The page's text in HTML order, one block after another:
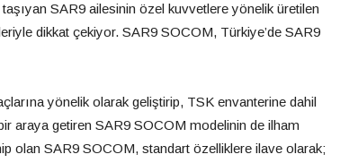
SAR9 ailesinin özel kuvvetlere yönelik üretilen
dikkat çekiyor. SAR9 SOCOM, Türkiye’de SAR9
yönelik olarak geliştirip, TSK envanterine dahil
araya getiren SAR9 SOCOM modelinin de ilham
olan SAR9 SOCOM, standart özelliklere ilave olarak;